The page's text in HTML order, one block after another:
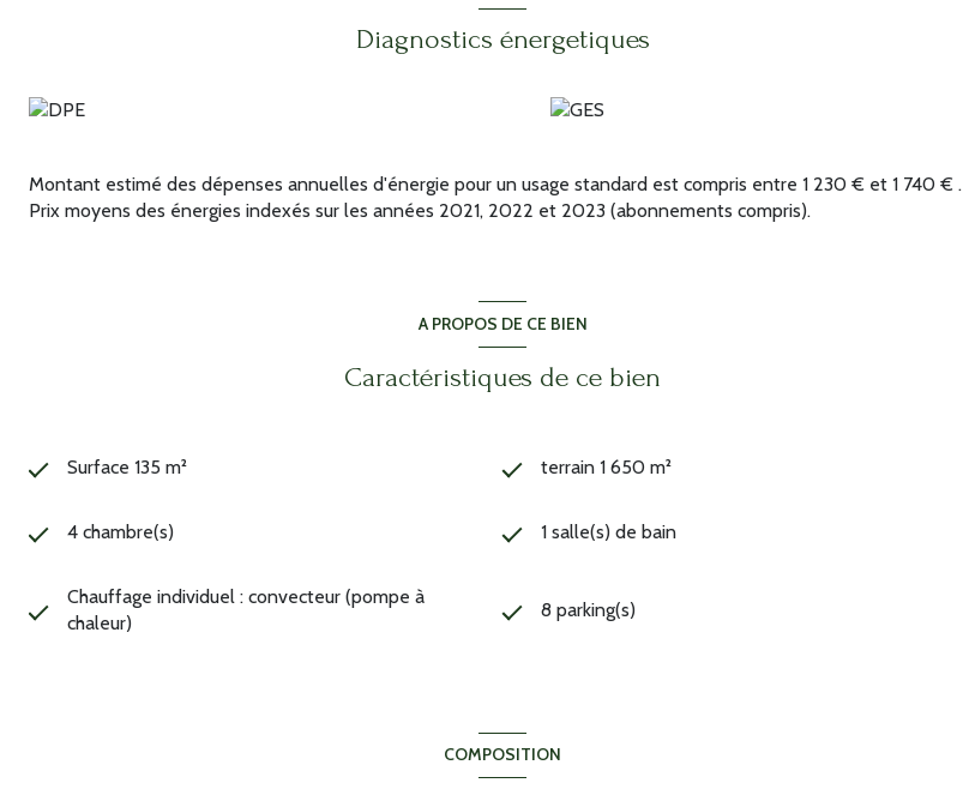
places de stationnement supplémentaires - Portail électrique Cette villa est un véritable havre de paix,
idéalement située pour profiter de la tranquillité tout en restant proche des commodités. N'attendez plus pour
auxquels ce bien est exposé sont disponibles sur le site Géorisques : www.georisques.gouv.fr.
Annonce proposée par un agent commercial
Les informations sur les risques auxquels ce bien est exposé sont disponibles sur le site Géorisques
Diagnostics énergetiques
Montant estimé des dépenses annuelles d'énergie pour un usage standard est compris entre 1 230 € et 1 740 € .
Prix moyens des énergies indexés sur les années 2021, 2022 et 2023 (abonnements compris).
A PROPOS DE CE BIEN
Caractéristiques de ce bien
Surface 135 m² terrain 1 650 m²
4 chambre(s) 1 salle(s) de bain
Chauffage individuel : convecteur (pompe à
chaleur)
8 parking(s)
COMPOSITION